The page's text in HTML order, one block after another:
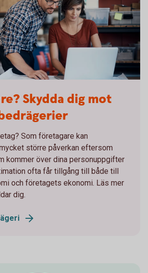
Skydda dig mot
Som företagare kan
större påverkan eftersom
kommer över dina personuppgifter
ofta får tillgång till både till
och företagets ekonomi. Läs mer
dig.